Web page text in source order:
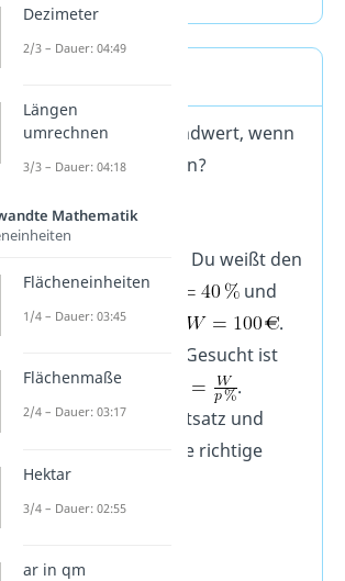
Wie groß ist der Grundwert, wenn
40% 100€ entsprechen?
Lösung:
Was ist gegeben? Du weißt den
Prozentsatz
und
den Prozentwert
.
Was ist gesucht? Gesucht ist
der Grundwert
.
Setze den Prozentsatz und
Prozentwert in die richtige
Formel ein.
Rechenweg:
Dezimeter
2/3 – Dauer: 04:49
Längen
umrechnen
3/3 – Dauer: 04:18
Mathematik
Flächeneinheiten
1/4 – Dauer: 03:45
Flächenmaße
2/4 – Dauer: 03:17
Hektar
3/4 – Dauer: 02:55
ar in qm